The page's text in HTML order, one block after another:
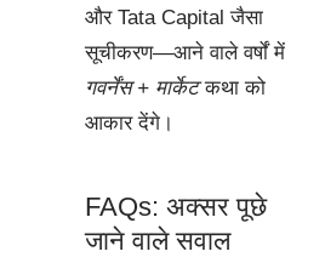
और Tata Capital जैसा
सूचीकरण—आने वाले वर्षों में
गवर्नेंस + मार्केटकथा को
आकार देंगे।
FAQs: अक्सर पूछे
जाने वाले सवाल